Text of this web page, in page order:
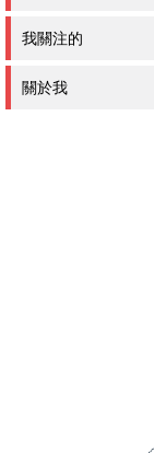
我關注的
關於我